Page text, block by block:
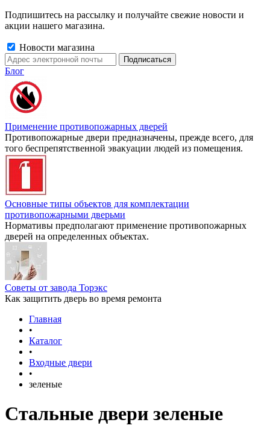
Подпишитесь на рассылку и получайте свежие новости и
акции нашего магазина.
Новости магазина
Блог
Применение противопожарных дверей
Противопожарные двери предназначены, прежде всего, для
того беспрепятственной эвакуации людей из помещения.
Основные типы объектов для комплектации
противопожарными дверьми
Нормативы предполагают применение противопожарных
дверей на определенных объектах.
Советы от завода Торэкс
Как защитить дверь во время ремонта
Главная
•
Каталог
•
Входные двери
•
зеленые
Стальные двери зеленые